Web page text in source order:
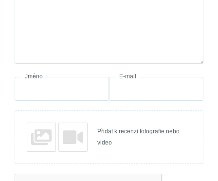
Jméno E-mail
Přidat k recenzi fotografie nebo
video